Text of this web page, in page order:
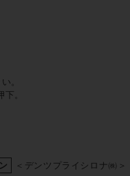
。
。
＜デンツプライシロナ㈱＞